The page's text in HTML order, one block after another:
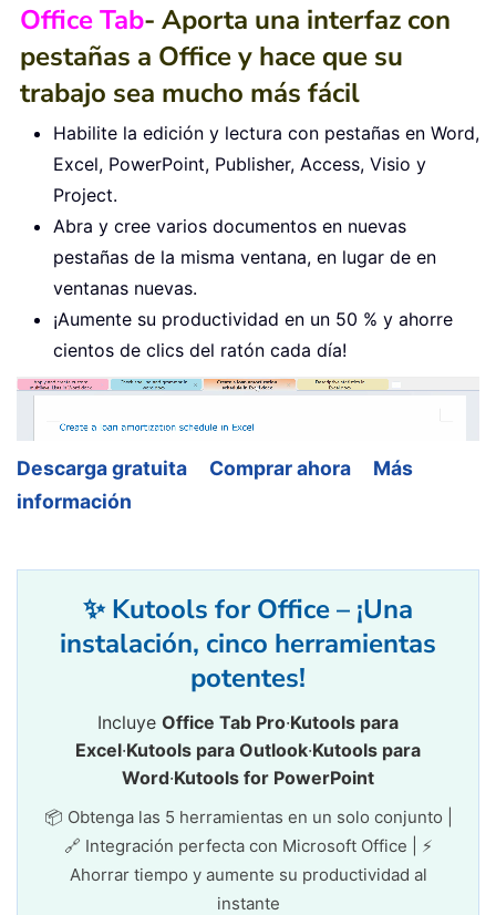
Office Tab- Aporta una interfaz con
pestañas a Office y hace que su
trabajo sea mucho más fácil
Habilite la edición y lectura con pestañas en Word,
Excel, PowerPoint, Publisher, Access, Visio y
Project.
Abra y cree varios documentos en nuevas
pestañas de la misma ventana, en lugar de en
ventanas nuevas.
¡Aumente su productividad en un 50 % y ahorre
cientos de clics del ratón cada día!
Descarga gratuita Comprar ahora
Más
información
✨ Kutools for Office – ¡Una
instalación, cinco herramientas
potentes!
Incluye Office Tab Pro·Kutools para
Excel·Kutools para Outlook·Kutools para
Word·Kutools for PowerPoint
📦 Obtenga las 5 herramientas en un solo conjunto |
🔗 Integración perfecta con Microsoft Office | ⚡
Ahorrar tiempo y aumente su productividad al
instante